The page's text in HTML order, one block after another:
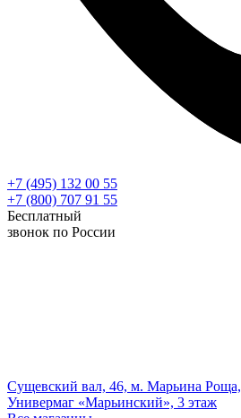
+7 (495) 132 00 55
+7 (800) 707 91 55
Бесплатный
звонок по России
Сущевский вал, 46, м. Марьина Роща,
Универмаг «Марьинский», 3 этаж